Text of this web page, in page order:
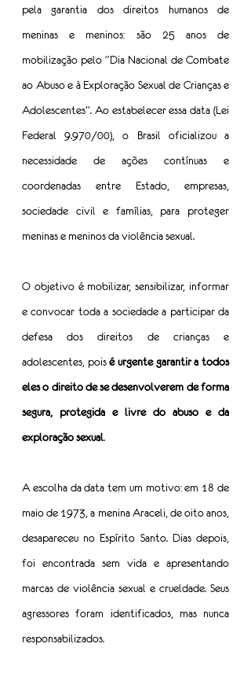
pela garantia dos direitos humanos de
meninas e meninos: são 25 anos de
mobilização pelo “Dia Nacional de Combate
ao Abuso e à Exploração Sexual de Crianças e
Adolescentes”. Ao estabelecer essa data (Lei
Federal 9.970/00), o Brasil oficializou a
necessidade de ações contínuas e
coordenadas entre Estado, empresas,
sociedade civil e famílias, para proteger
meninas e meninos da violência sexual.
O objetivo é mobilizar, sensibilizar, informar
e convocar toda a sociedade a participar da
defesa dos direitos de crianças e
adolescentes, pois é urgente garantir a todos
eles o direito de se desenvolverem de forma
segura,
protegida e livre do abuso e da
exploração sexual.
A escolha da data tem um motivo: em 18 de
maio de 1973, a menina Araceli, de oito anos,
desapareceu no Espírito Santo. Dias depois,
foi encontrada sem vida e apresentando
marcas de violência sexual e crueldade. Seus
agressores foram identificados, mas nunca
responsabilizados.